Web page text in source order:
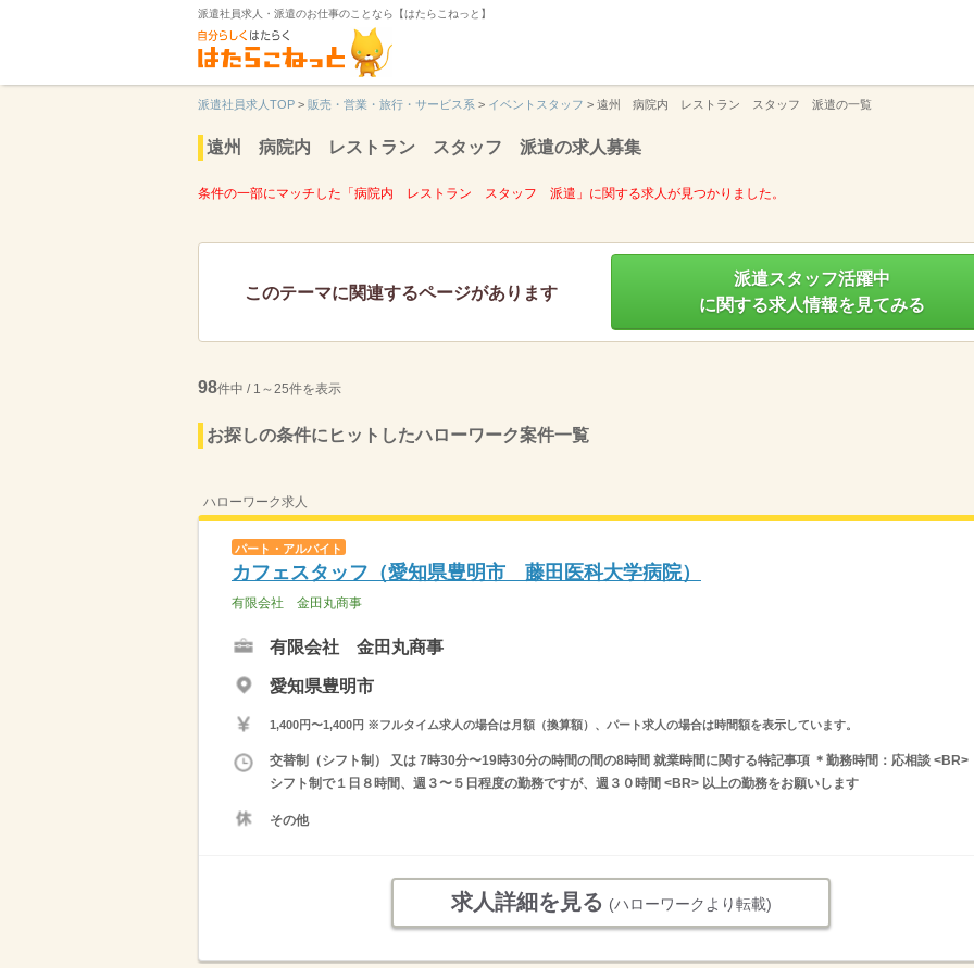
派遣社員求人・派遣のお仕事のことなら【はたらこねっと】
派遣社員求人TOP > 販売・営業・旅行・サービス系 > イベントスタッフ > 遠州 病院内 レストラン スタッフ 派遣の一覧
遠州 病院内 レストラン スタッフ 派遣の求人募集
条件の一部にマッチした「病院内 レストラン スタッフ 派遣」に関する求人が見つかりました。
このテーマに関連するページがあります
派遣スタッフ活躍中
に関する求人情報を見てみる
98件中 / 1～25件を表示
お探しの条件にヒットしたハローワーク案件一覧
ハローワーク求人
パート・アルバイト
カフェスタッフ（愛知県豊明市 藤田医科大学病院）
有限会社 金田丸商事
有限会社 金田丸商事
愛知県豊明市
1,400円〜1,400円 ※フルタイム求人の場合は月額（換算額）、パート求人の場合は時間額を表示しています。
交替制（シフト制） 又は 7時30分〜19時30分の時間の間の8時間 就業時間に関する特記事項 ＊勤務時間：応相談 <BR>
シフト制で１日８時間、週３〜５日程度の勤務ですが、週３０時間 <BR> 以上の勤務をお願いします
その他
求人詳細を見る (ハローワークより転載)